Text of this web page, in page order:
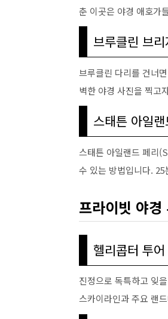
춘 이곳은 야경 애호가
브루클린 브리
브루클린 다리를 건너
벽한 야경 사진을 찍고
스태튼 아일
스태튼 아일랜드 페리
수 있는 방법입니다.
프라이빗 야경
헬리콥터 투어
진정으로 독특하고 잊
스카이라인과 주요 랜